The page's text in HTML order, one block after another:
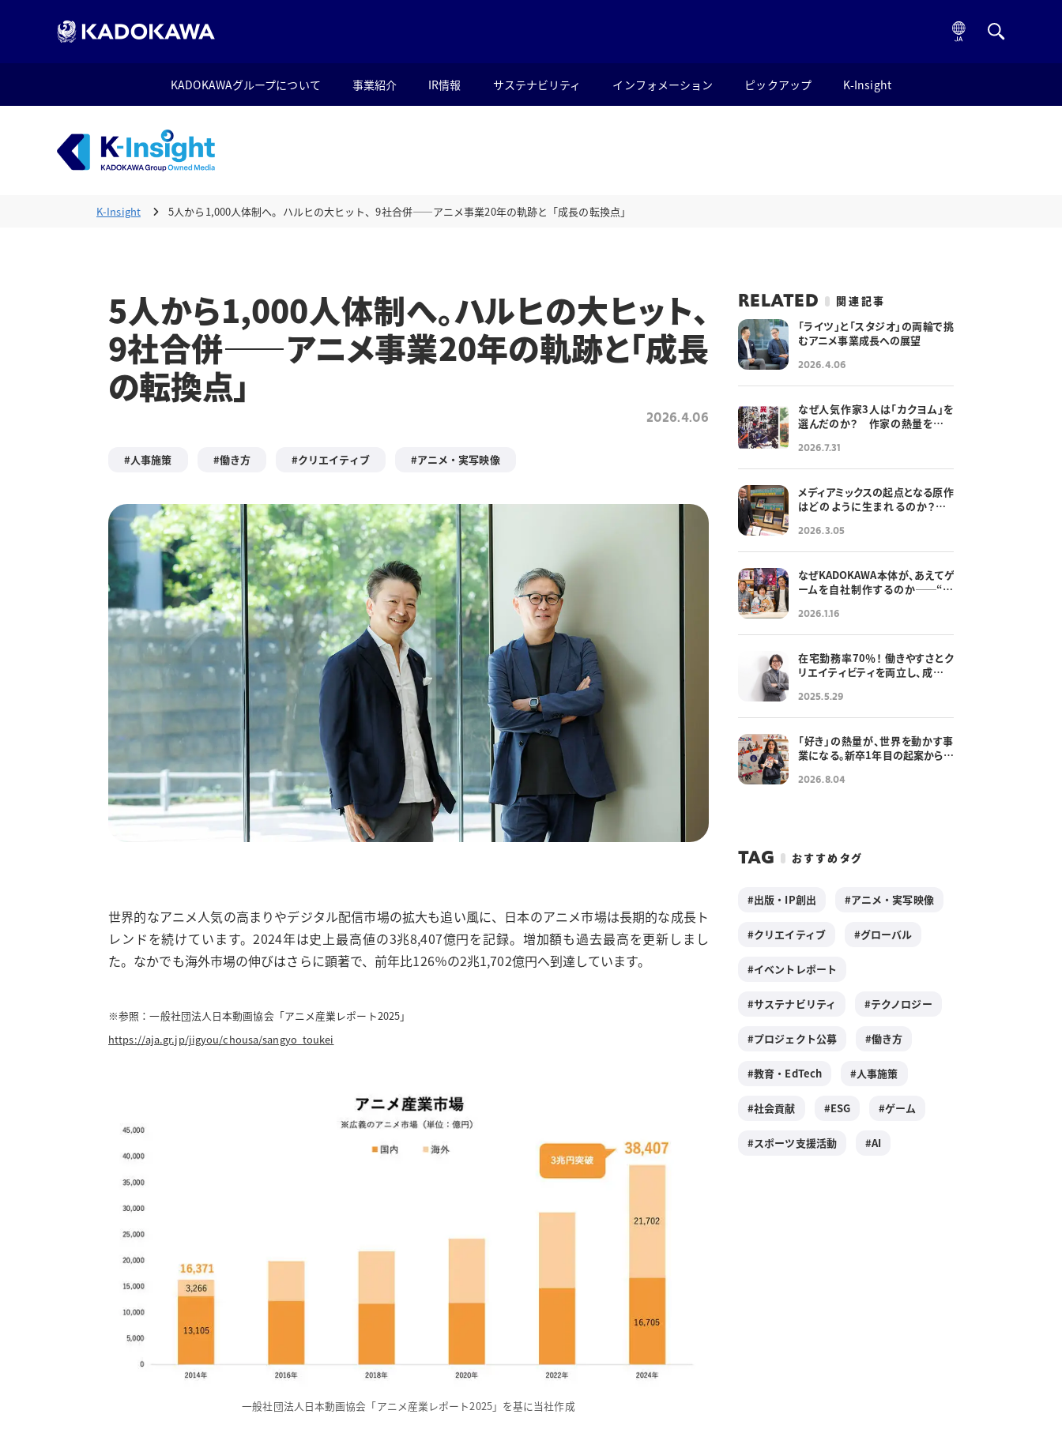
KADOKAWAグループについて 事業紹介 IR情報 サステナビリティ インフォメーション ピックアップ K-Insight
K-Insight 5人から1,000人体制へ。ハルヒの大ヒット、9社合併――アニメ事業20年の軌跡と「成長の転換点」
5人から1,000人体制へ。ハルヒの大ヒット、
9社合併――アニメ事業20年の軌跡と「成長
の転換点」
2026.4.06
人事施策 働き方 クリエイティブ アニメ・実写映像
世界的なアニメ人気の高まりやデジタル配信市場の拡大も追い風に、日本のアニメ市場は長期的な成長ト
レンドを続けています。2024年は史上最高値の3兆8,407億円を記録。増加額も過去最高を更新しまし
た。なかでも海外市場の伸びはさらに顕著で、前年比126％の2兆1,702億円へ到達しています。
※参照：一般社団法人日本動画協会「アニメ産業レポート2025」
https://aja.gr.jp/jigyou/chousa/sangyo_toukei
一般社団法人日本動画協会「アニメ産業レポート2025」を基に当社作成
RELATED
関連記事
「ライツ」と「スタジオ」の両輪で挑
むアニメ事業成長への展望
2026.4.06
なぜ人気作家3人は「カクヨム」を
選んだのか？ 作家の熱量を支え
2026.7.31
メディアミックスの起点となる原作
はどのように生まれるのか？——
ベル編集者に必要な熱意と作品設
計力
2026.3.05
なぜKADOKAWA本体が、あえてゲ
ームを自社制作するのか──“原
ム事業局の挑戦
2026.1.16
在宅勤務率70％！ 働きやすさとク
リエイティビティを両立し、成長を
革」とは
2025.5.29
「好き」の熱量が、世界を動かす事
業になる。新卒1年目の起案から生
── 若手の情熱と伴走する、
2026.8.04
TAG おすすめタグ
出版・IP創出 アニメ・実写映像
クリエイティブ グローバル
イベントレポート
サステナビリティ テクノロジー
プロジェクト公募 働き方
教育・EdTech 人事施策
社会貢献 ESG ゲーム
スポーツ支援活動 AI